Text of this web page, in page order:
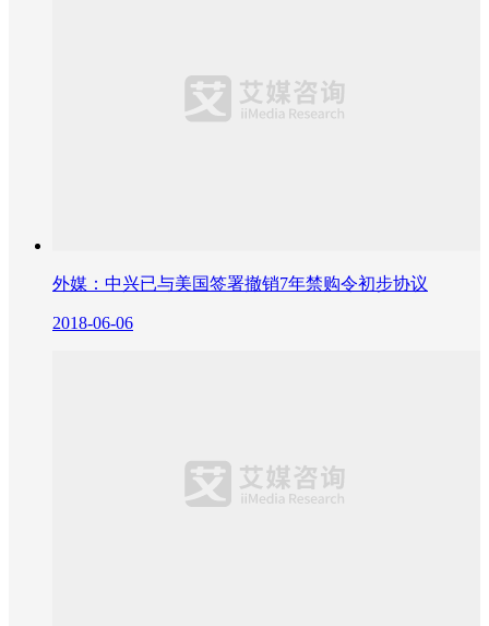
外媒：中兴已与美国签署撤销7年禁购令初步协议
2018-06-06